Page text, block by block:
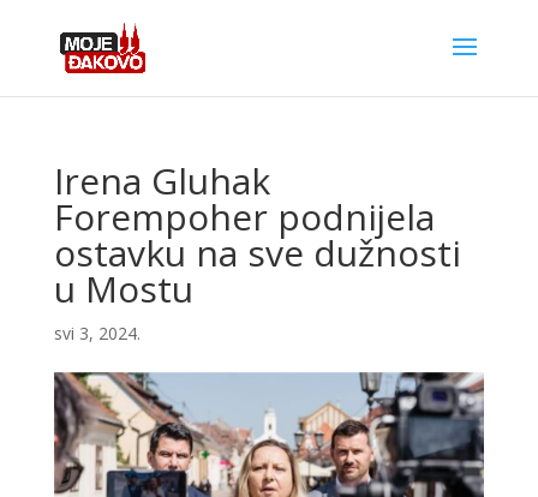
Irena Gluhak
Forempoher podnijela
ostavku na sve dužnosti
u Mostu
svi 3, 2024.